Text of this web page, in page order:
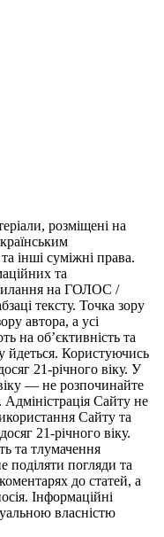
розміщені на
інші суміжні права.
та
на ГОЛОС /
тексту. Точка зору
автора, а усі
на об’єктивність та
йдеться. Користуючись
21-річного віку. У
— не розпочинайте
Сайту не
Сайту та
21-річного віку.
та тлумачення
поділяти погляди та
до статей, а
Інформаційні
власністю